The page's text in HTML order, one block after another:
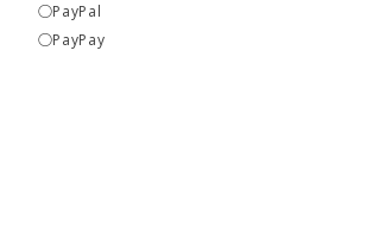
○PayPal
○PayPay